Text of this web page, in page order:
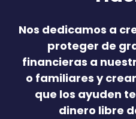
Nos dedicamos a
proteger de
financieras a
o familiares y
que los ayuden
dinero libre